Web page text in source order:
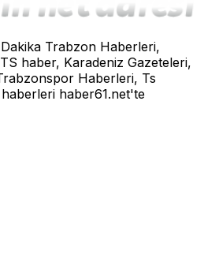
Trabzon Haberleri,
haber, Karadeniz Gazeteleri,
Haberleri, Ts
haber61.net'te